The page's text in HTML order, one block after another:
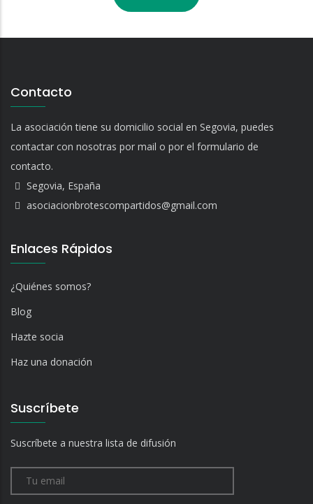
Contacto
La asociación tiene su domicilio social en Segovia, puedes
contactar con nosotras por mail o por el formulario de
contacto.
Segovia, España
asociacionbrotescompartidos@gmail.com
Enlaces Rápidos
¿Quiénes somos?
Blog
Hazte socia
Haz una donación
Suscríbete
Suscríbete a nuestra lista de difusión